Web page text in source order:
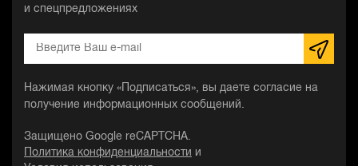
и спецпредложениях
Нажимая кнопку «Подписаться», вы даете согласие на
получение информационных сообщений.
Защищено Google reCAPTCHA.
Политика конфиденциальности и